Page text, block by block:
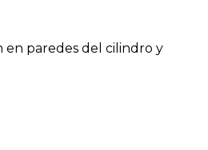
en paredes del cilindro y